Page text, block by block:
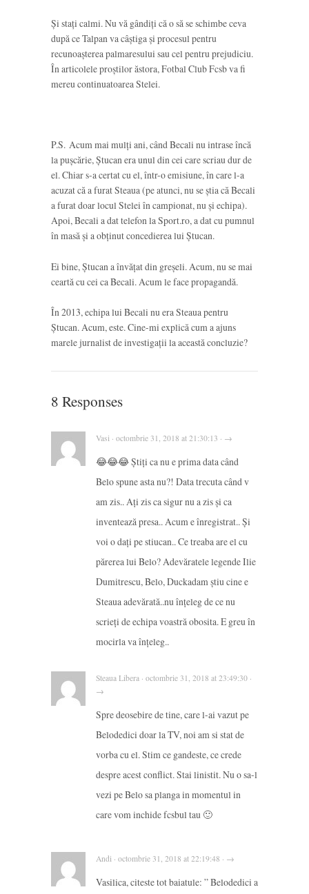
Și stați calmi. Nu vă gândiți că o să se schimbe ceva
după ce Talpan va câștiga și procesul pentru
recunoașterea palmaresului sau cel pentru prejudiciu.
În articolele proștilor ăstora, Fotbal Club Fcsb va fi
mereu continuatoarea Stelei.
P.S. Acum mai mulți ani, când Becali nu intrase încă
la pușcărie, Ștucan era unul din cei care scriau dur de
el. Chiar s-a certat cu el, într-o emisiune, în care l-a
acuzat că a furat Steaua (pe atunci, nu se știa că Becali
a furat doar locul Stelei în campionat, nu și echipa).
Apoi, Becali a dat telefon la Sport.ro, a dat cu pumnul
în masă și a obținut concedierea lui Ștucan.
Ei bine, Ștucan a învățat din greșeli. Acum, nu se mai
ceartă cu cei ca Becali. Acum le face propagandă.
În 2013, echipa lui Becali nu era Steaua pentru
Ștucan. Acum, este. Cine-mi explică cum a ajuns
marele jurnalist de investigații la această concluzie?
8 Responses
Vasi · octombrie 31, 2018 at 21:30:13 · →
😂😂😂 Știți ca nu e prima data când
Belo spune asta nu?! Data trecuta când v
am zis.. Ați zis ca sigur nu a zis și ca
inventează presa.. Acum e înregistrat.. Și
voi o dați pe stiucan.. Ce treaba are el cu
părerea lui Belo? Adevăratele legende Ilie
Dumitrescu, Belo, Duckadam știu cine e
Steaua adevărată..nu înțeleg de ce nu
scrieți de echipa voastră obosita. E greu în
mocirla va înțeleg..
Steaua Libera · octombrie 31, 2018 at 23:49:30 ·
→
Spre deosebire de tine, care l-ai vazut pe
Belodedici doar la TV, noi am si stat de
vorba cu el. Stim ce gandeste, ce crede
despre acest conflict. Stai linistit. Nu o sa-l
vezi pe Belo sa planga in momentul in
care vom inchide fcsbul tau 🙂
Andi · octombrie 31, 2018 at 22:19:48 · →
Vasilica, citeste tot baiatule: ” Belodedici a